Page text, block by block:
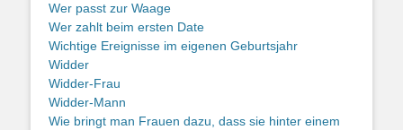
Wer passt zur Waage
Wer zahlt beim ersten Date
Wichtige Ereignisse im eigenen Geburtsjahr
Widder
Widder-Frau
Widder-Mann
Wie bringt man Frauen dazu, dass sie hinter einem